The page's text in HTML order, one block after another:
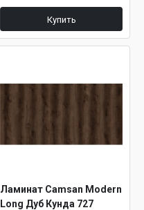
Купить
Ламинат Camsan Modern
Long Дуб Кунда 727